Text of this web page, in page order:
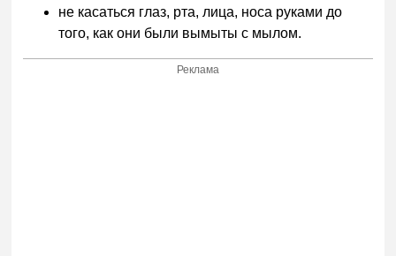
не касаться глаз, рта, лица, носа руками до
того, как они были вымыты с мылом.
Реклама